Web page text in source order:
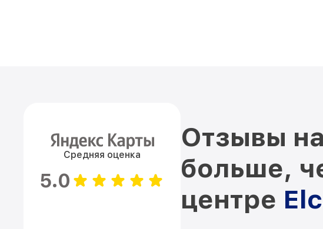
Средняя оценка
5.0
Отзывы
больше,
центре